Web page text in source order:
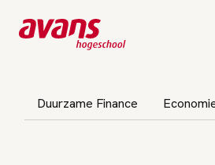
Duurzame Finance